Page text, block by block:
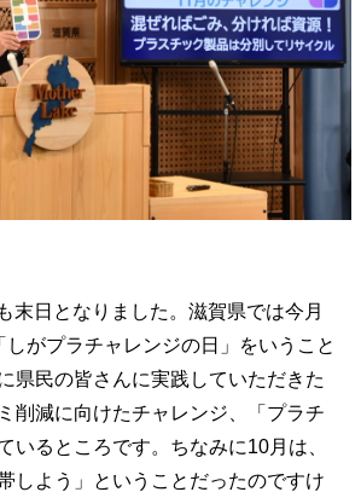
末日となりました。滋賀県では今月
がプラチャレンジの日」をいうこと
県民の皆さんに実践していただきた
削減に向けたチャレンジ、「プラチ
いるところです。ちなみに10月は、
しよう」ということだったのですけ